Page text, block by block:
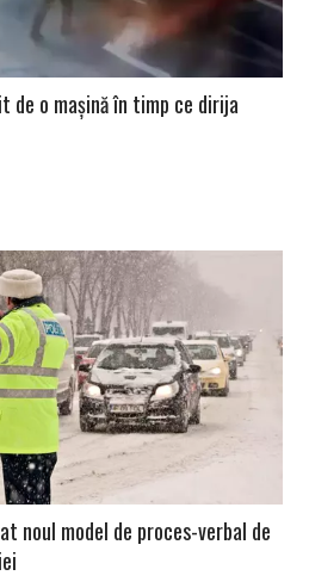
de o mașină în timp ce dirija
noul model de proces-verbal de